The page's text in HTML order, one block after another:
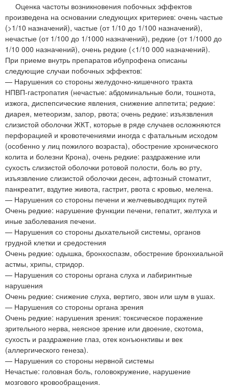
Оценка частоты возникновения побочных эффектов
произведена на основании следующих критериев: очень частые
(>1/10 назначений), частые (от 1/10 до 1/100 назначений),
нечастые (от 1/100 до 1/1000 назначений), редкие (от 1/1000 до
1/10 000 назначений), очень редкие (<1/10 000 назначений).
При приеме внутрь препаратов ибупрофена описаны
следующие случаи побочных эффектов:
— Нарушения со стороны желудочно-кишечного тракта
НПВП-гастропатия (нечастые: абдоминальные боли, тошнота,
изжога, диспепсические явления, снижение аппетита; редкие:
диарея, метеоризм, запор, рвота; очень редкие: изъязвления
слизистой оболочки ЖКТ, которые в ряде случаев осложняются
перфорацией и кровотечениями иногда с фатальным исходом
(особенно у лиц пожилого возраста), обострение хронического
колита и болезни Крона), очень редкие: раздражение или
сухость слизистой оболочки ротовой полости, боль во рту,
изъязвление слизистой оболочки десен, афтозный стоматит,
панкреатит, вздутие живота, гастрит, рвота с кровью, мелена.
— Нарушения со стороны печени и желчевыводящих путей
Очень редкие: нарушение функции печени, гепатит, желтуха и
иные заболевания печени.
— Нарушения со стороны дыхательной системы, органов
грудной клетки и средостения
Очень редкие: одышка, бронхоспазм, обострение бронхиальной
астмы, хрипы, стридор.
— Нарушения со стороны органа слуха и лабиринтные
нарушения
Очень редкие: снижение слуха, вертиго, звон или шум в ушах.
— Нарушения со стороны органа зрения
Очень редкие: нарушения зрения: токсическое поражение
зрительного нерва, неясное зрение или двоение, скотома,
сухость и раздражение глаз, отек конъюнктивы и век
(аллергического генеза).
— Нарушения со стороны нервной системы
Нечастые: головная боль, головокружение, нарушение
мозгового кровообращения.